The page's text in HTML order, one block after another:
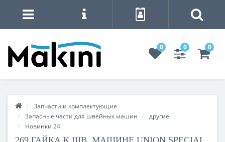
0 0 0
Запчасти и комплектующие
Запасные части для швейных машин
другие
Новинки 24
269 ГАЙКА К ШВ. МАШИНЕ UNION SPECIAL